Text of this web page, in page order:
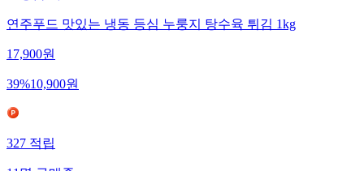
연주푸드 맛있는 냉동 등심 누룽지 탕수육 튀김 1kg
17,900원
39%10,900원
327적립